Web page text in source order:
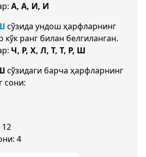
А, А, И, И
сўзида ундош ҳарфларнинг
кўк ранг билан белгиланган.
Ч, Р, Х, Л, Т, Т, Р, Ш
сўзидаги барча ҳарфларнинг
сони:
4